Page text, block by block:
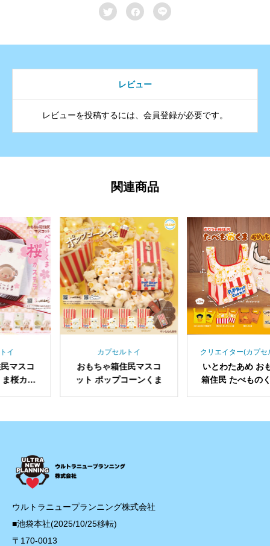
  
レビュー
レビューを投稿するには、会員登録が必要です。
関連商品
もちゃ箱住民マスコ
ポップコーンくま
クリエイター(カプセルトイ)
いとわたあめ おもちゃ
箱住民 たべものくま お
エリ
っし
ウルトラニュープランニング株式会社
■池袋本社(2025/10/25移転)
〒170-0013